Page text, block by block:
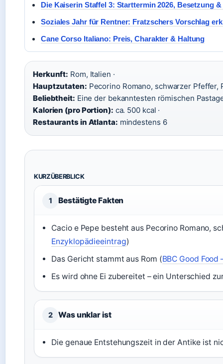
Die Kaiserin Staffel 3: Starttermin 2026, Besetzung
Soziales Jahr für Rentner: Fratzschers Vorschlag
Cane Corso Italiano: Preis, Charakter & Haltung
Herkunft: Rom, Italien ·
Hauptzutaten: Pecorino Romano, schwarzer Pfeffer,
Beliebtheit: Eine der bekanntesten römischen
Kalorien (pro Portion): ca. 500 kcal ·
Restaurants in Atlanta: mindestens 6
KURZÜBERBLICK
1 Bestätigte Fakten
Cacio e Pepe besteht aus Pecorino Romano,
Enzyklopädieeintrag)
Das Gericht stammt aus Rom (BBC Good
Es wird ohne Ei zubereitet – ein Unterschied
2 Was unklar ist
Die genaue Entstehungszeit in der Antike ist